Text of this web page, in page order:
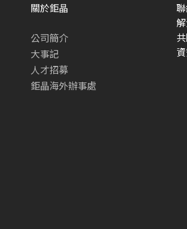
關於鉅晶
公司簡介
大事記
人才招募
鉅晶海外辦事處